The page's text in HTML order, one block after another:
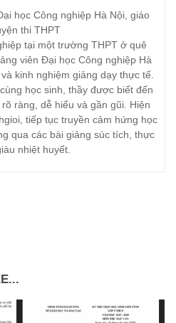
học Công nghiệp Hà Nội, giáo
thi THPT
tại một trường THPT ở quê
viên Đại học Công nghiệp Hà
kinh nghiệm giảng dạy thực tế.
học sinh, thầy được biết đến
ràng, dễ hiểu và gần gũi. Hiện
tiếp tục truyền cảm hứng học
qua các bài giảng súc tích, thực
nhiệt huyết.